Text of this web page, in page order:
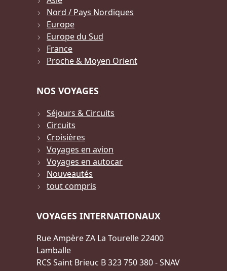
Nord / Pays Nordiques
Europe
Europe du Sud
France
Proche & Moyen Orient
NOS VOYAGES
Séjours & Circuits
Circuits
Croisières
Voyages en avion
Voyages en autocar
Nouveautés
tout compris
VOYAGES INTERNATIONAUX
Rue Ampère ZA La Tourelle 22400
Lamballe
RCS Saint Brieuc B 323 750 380 - SNAV